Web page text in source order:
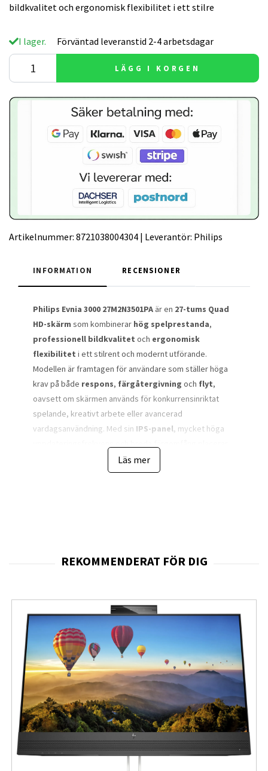
bildkvalitet och ergonomisk flexibilitet i ett stilre
I lager. Förväntad leveranstid 2-4 arbetsdagar
LÄGG I KORGEN
Artikelnummer: 8721038004304 | Leverantör: Philips
INFORMATION RECENSIONER
Philips Evnia 3000 27M2N3501PAär en 27-tums Quad
HD-skärm som kombinerar hög spelprestanda,
professionell bildkvalitet och ergonomisk
flexibilitet i ett stilrent och modernt utförande.
Modellen är framtagen för användare som ställer höga
krav på både respons, färgåtergivning och flyt,
oavsett om skärmen används för konkurrensinriktat
spelande, kreativt arbete eller avancerad
vardagsanvändning. Med sin IPS-panel, mycket höga
sig denna modell tydligt i gränslandet mellan
gamingmonitor och professionell bildskärm.
högre detaljrikedom, vilket gör text skarpare, grafik
mycket höga bildfrekvenser, vilket är avgörande för
användare som prioriterar snabb respons och låg
latens.
Den avanceradeIPS-panelensäkerställer breda
betraktningsvinklar och konsekvent färgåtergivning
över hela bildytan. Detta innebär att färger, kontrast och
ljusstyrka förblir stabila även när skärmen betraktas
från sidan eller ovanifrån, vilket är särskilt värdefullt vid
samarbete, streaming eller kreativt arbete. Skärmen
stödjer1,07 miljarder färger (8-bit + FRC)och
levererar ett mycket brett färgomfång med upp till
Läs mer